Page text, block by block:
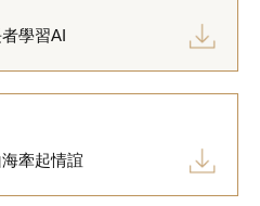
學習AI
牽起情誼